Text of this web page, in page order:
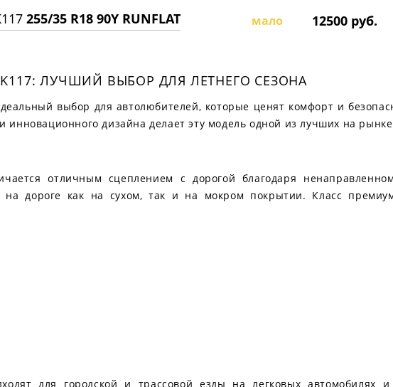
255/35 R18 90Y RUNFLAT мало 12500 руб.
K117: ЛУЧШИЙ ВЫБОР ДЛЯ ЛЕТНЕГО СЕЗОНА
выбор для автолюбителей, которые ценят комфорт и
инновационного дизайна делает эту модель одной из лучших на
отличным сцеплением с дорогой благодаря
на дороге как на сухом, так и на мокром покрытии. Класс
для городской и трассовой езды на легковых автомобилях и